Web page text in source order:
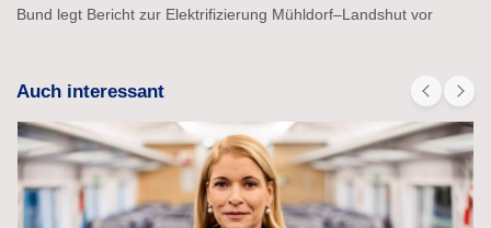
Bund legt Bericht zur Elektrifizierung Mühldorf–Landshut vor
Auch interessant